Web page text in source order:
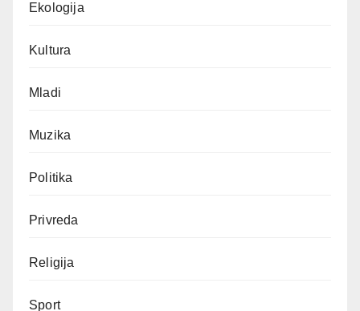
Ekologija
Kultura
Mladi
Muzika
Politika
Privreda
Religija
Sport